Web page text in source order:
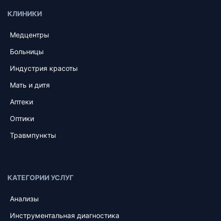
КЛИНИКИ
Медцентры
Больницы
Индустрия красоты
Мать и дитя
Аптеки
Оптики
Травмпункты
КАТЕГОРИИ УСЛУГ
Анализы
Инструментальная диагностика